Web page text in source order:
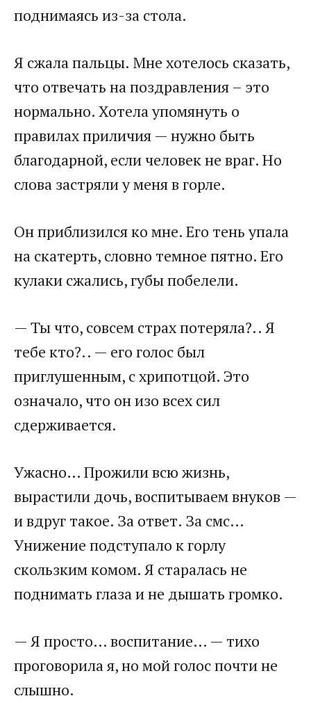
поднимаясь из-за стола.
Я сжала пальцы. Мне хотелось сказать,
что отвечать на поздравления – это
нормально. Хотела упомянуть о
правилах приличия — нужно быть
благодарной, если человек не враг. Но
слова застряли у меня в горле.
Он приблизился ко мне. Его тень упала
на скатерть, словно темное пятно. Его
кулаки сжались, губы побелели.
— Ты что, совсем страх потеряла?.. Я
тебе кто?.. — его голос был
приглушенным, с хрипотцой. Это
означало, что он изо всех сил
сдерживается.
Ужасно… Прожили всю жизнь,
вырастили дочь, воспитываем внуков —
и вдруг такое. За ответ. За смс…
Унижение подступало к горлу
скользким комом. Я старалась не
поднимать глаза и не дышать громко.
— Я просто… воспитание… — тихо
проговорила я, но мой голос почти не
слышно.